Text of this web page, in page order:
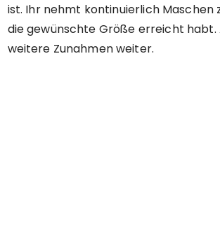
ist. Ihr nehmt kontinuierlich Maschen
die gewünschte Größe erreicht
weitere Zunahmen weiter.